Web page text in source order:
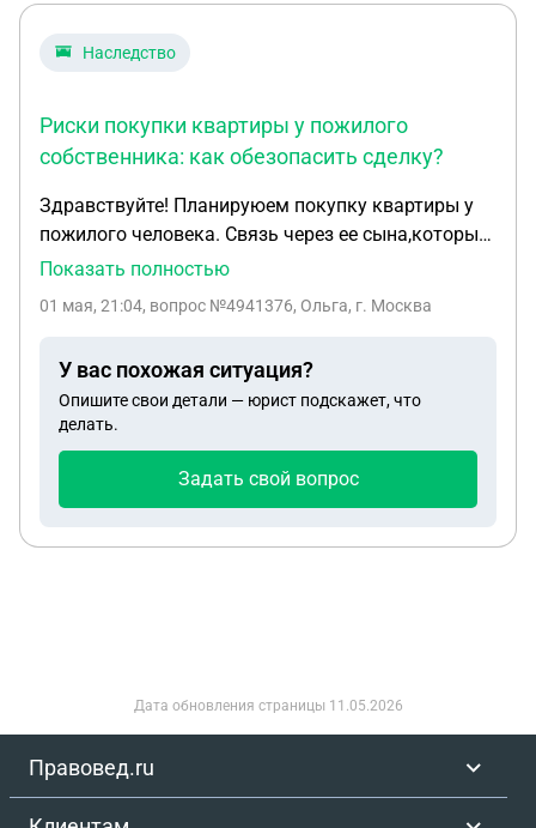
Наследство
Риски покупки квартиры у пожилого
собственника: как обезопасить сделку?
Здравствуйте! Планируюем покупку квартиры у
пожилого человека. Связь через ее сына,который
живёт в Москве,он и выставляла квартиру на
области,прописаны там с 1996 года ,в Москве
матери. Процессом занимаемся уже два
месяца,очень туго идёт. Документы все
предоставлены,только надо назначить день
под видео с номатриум и освидетельствование
уточнили,разрешение на это). Если откажутся,мы
,но он болеет окноклогией ,как мы поняли из
какие -то документы ,что он дееспособен ? 2.
Показать полностью
01 мая, 21:04, вопрос №4941376, Ольга, г. Москва
У вас похожая ситуация?
Опишите свои детали — юрист подскажет, что
делать.
Задать свой вопрос
Дата обновления страницы 11.05.2026
Правовед.ru